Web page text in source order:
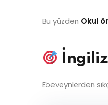
Bu yüzden Okul
Ebeveynlerden